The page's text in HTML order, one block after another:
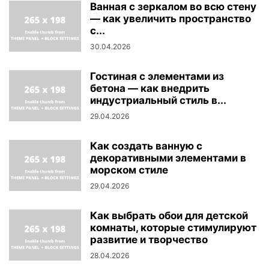
Ванная с зеркалом во всю стену
— как увеличить пространство
с...
30.04.2026
Гостиная с элементами из
бетона — как внедрить
индустриальный стиль в...
29.04.2026
Как создать ванную с
декоративными элементами в
морском стиле
29.04.2026
Как выбрать обои для детской
комнаты, которые стимулируют
развитие и творчество
28.04.2026